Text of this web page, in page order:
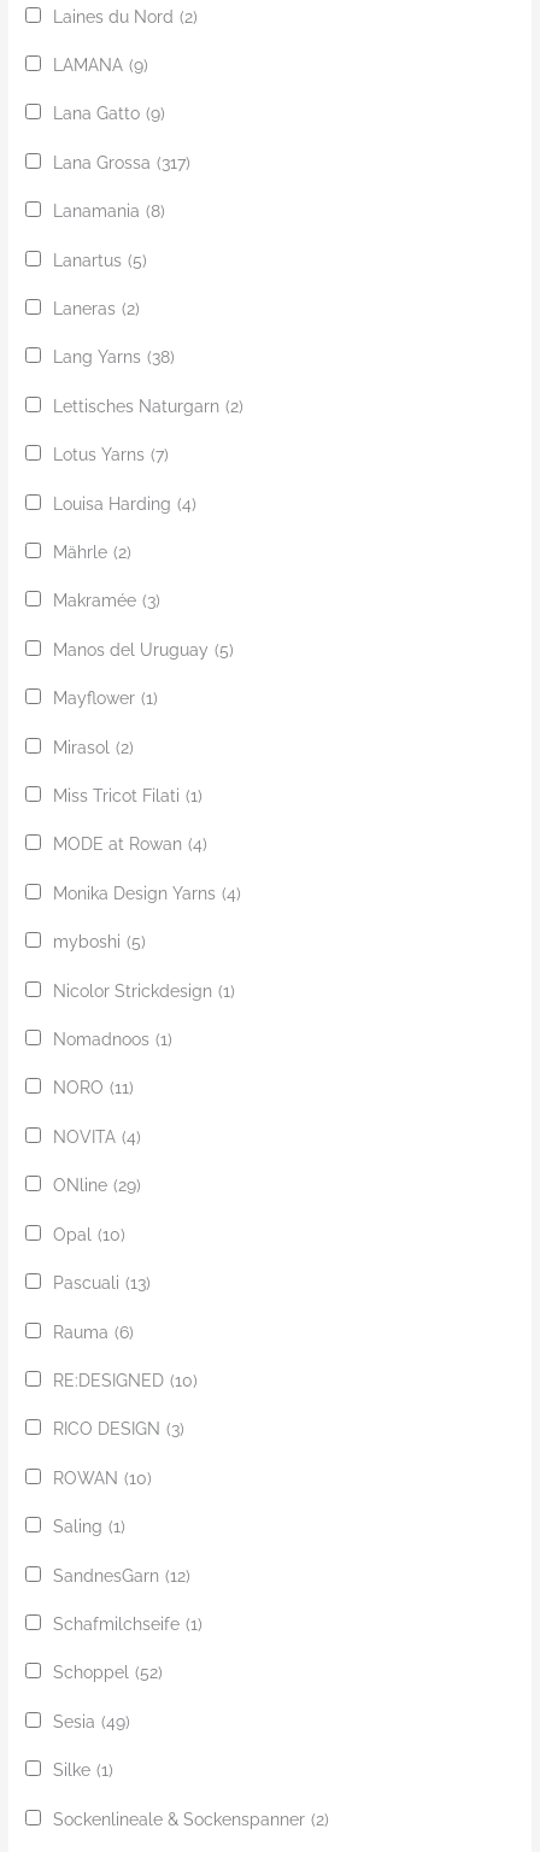
Laines du Nord (2)
LAMANA (9)
Lana Gatto (9)
Lana Grossa (317)
Lanamania (8)
Lanartus (5)
Laneras (2)
Lang Yarns (38)
Lettisches Naturgarn (2)
Lotus Yarns (7)
Louisa Harding (4)
Mährle (2)
Makramée (3)
Manos del Uruguay (5)
Mayflower (1)
Mirasol (2)
Miss Tricot Filati (1)
MODE at Rowan (4)
Monika Design Yarns (4)
myboshi (5)
Nicolor Strickdesign (1)
Nomadnoos (1)
NORO (11)
NOVITA (4)
ONline (29)
Opal (10)
Pascuali (13)
Rauma (6)
RE:DESIGNED (10)
RICO DESIGN (3)
ROWAN (10)
Saling (1)
SandnesGarn (12)
Schafmilchseife (1)
Schoppel (52)
Sesia (49)
Silke (1)
Sockenlineale & Sockenspanner (2)